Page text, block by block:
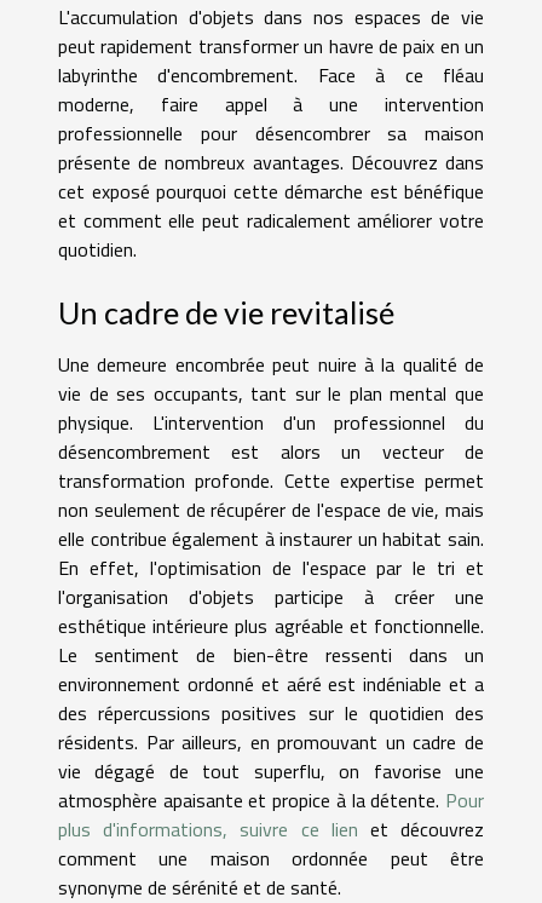
L'accumulation d'objets dans nos espaces de vie
peut rapidement transformer un havre de paix en un
labyrinthe d'encombrement. Face à ce fléau
moderne, faire appel à une intervention
professionnelle pour désencombrer sa maison
présente de nombreux avantages. Découvrez dans
cet exposé pourquoi cette démarche est bénéfique
et comment elle peut radicalement améliorer votre
quotidien.
Un cadre de vie revitalisé
Une demeure encombrée peut nuire à la qualité de
vie de ses occupants, tant sur le plan mental que
physique. L'intervention d'un professionnel du
désencombrement est alors un vecteur de
transformation profonde. Cette expertise permet
non seulement de récupérer de l'espace de vie, mais
elle contribue également à instaurer un habitat sain.
En effet, l'optimisation de l'espace par le tri et
l'organisation d'objets participe à créer une
esthétique intérieure plus agréable et fonctionnelle.
Le sentiment de bien-être ressenti dans un
environnement ordonné et aéré est indéniable et a
des répercussions positives sur le quotidien des
résidents. Par ailleurs, en promouvant un cadre de
vie dégagé de tout superflu, on favorise une
atmosphère apaisante et propice à la détente. Pour
plus d'informations, suivre ce lien et découvrez
comment une maison ordonnée peut être
synonyme de sérénité et de santé.